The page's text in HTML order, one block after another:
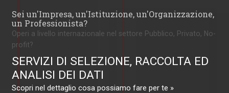
Sei un'Impresa, un'Istituzione, un'Organizzazione,
un Professionista?
Operi a livello internazionale nel settore Pubblico, Privato, No-
profit?
SERVIZI DI SELEZIONE, RACCOLTA ED
ANALISI DEI DATI
Scopri nel dettaglio cosa possiamo fare per te »